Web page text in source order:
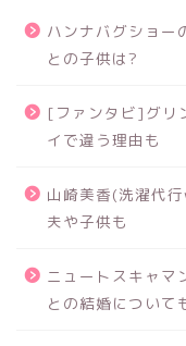
ハンナバグショー
との子供は?
[ファンタビ]グリ
イで違う理由も
山崎美香(洗濯代
夫や子供も
ニュートスキャマ
との結婚について